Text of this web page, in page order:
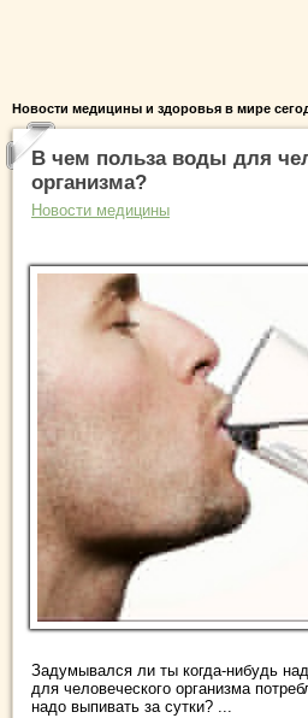
Новости медицины и здоровья в мире
В чем польза воды для
организма?
Новости медицины
Задумывался ли ты когда-нибудь
для человеческого организма
надо выпивать за сутки? ...